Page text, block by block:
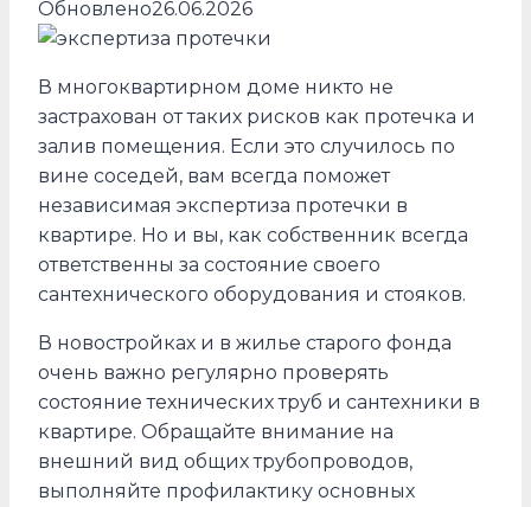
Обновлено26.06.2026
В многоквартирном доме никто не
застрахован от таких рисков как протечка и
залив помещения. Если это случилось по
вине соседей, вам всегда поможет
независимая экспертиза протечки в
квартире. Но и вы, как собственник всегда
ответственны за состояние своего
сантехнического оборудования и стояков.
В новостройках и в жилье старого фонда
очень важно регулярно проверять
состояние технических труб и сантехники в
квартире. Обращайте внимание на
внешний вид общих трубопроводов,
выполняйте профилактику основных